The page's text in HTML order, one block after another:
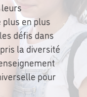
en plus
défis dans
la diversité
pour